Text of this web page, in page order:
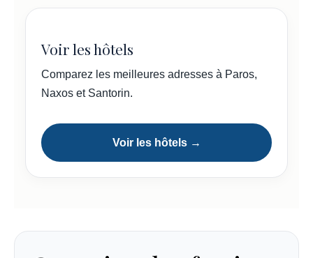
Voir les hôtels
Comparez les meilleures adresses à Paros,
Naxos et Santorin.
Voir les hôtels →